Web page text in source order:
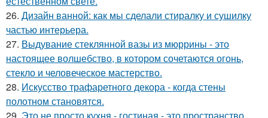
26. Дизайн ванной: как мы сделали стиралку и сушилку
частью интерьера.
27. Выдувание стеклянной вазы из мюррины - это
настоящее волшебство, в котором сочетаются огонь,
стекло и человеческое мастерство.
28. Искусство трафаретного декора - когда стены
полотном становятся.